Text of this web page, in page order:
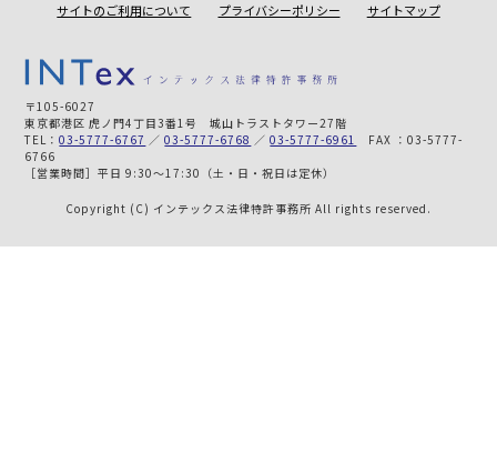
サイトのご利用について プライバシーポリシー サイトマップ
〒105-6027
東京都港区 虎ノ門4丁目3番1号 城山トラストタワー27階
TEL：03-5777-6767 ／03-5777-6768 ／03-5777-6961
FAX ：03-5777-
6766
［営業時間］平日 9:30～17:30（土・日・祝日は定休）
Copyright (C) インテックス法律特許事務所 All rights reserved.